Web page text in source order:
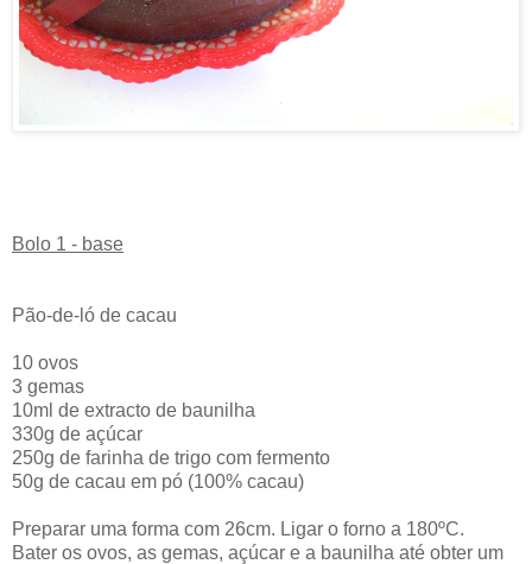
Bolo 1 - base
Pão-de-ló de cacau
10 ovos
3 gemas
10ml de extracto de baunilha
330g de açúcar
250g de farinha de trigo com fermento
50g de cacau em pó (100% cacau)
Preparar uma forma com 26cm. Ligar o forno a 180ºC.
Bater os ovos, as gemas, açúcar e a baunilha até obter um